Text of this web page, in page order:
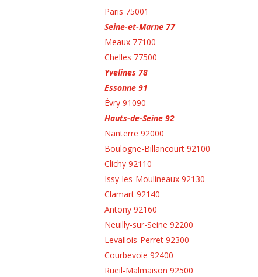
Paris 75001
Seine-et-Marne 77
Meaux 77100
Chelles 77500
Yvelines 78
Essonne 91
Évry 91090
Hauts-de-Seine 92
Nanterre 92000
Boulogne-Billancourt 92100
Clichy 92110
Issy-les-Moulineaux 92130
Clamart 92140
Antony 92160
Neuilly-sur-Seine 92200
Levallois-Perret 92300
Courbevoie 92400
Rueil-Malmaison 92500